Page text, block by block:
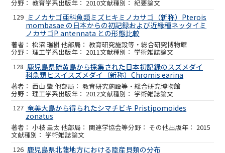
教育学系 2010
紀要論文
129 ミノカサゴ亜科魚類ミズヒキミノカサゴ（新称）Pterois
mombasae の日本からの初記録および近縁種ネッタイミ
ノカサゴP. antennata との形態比較
松沼 瑞樹 他 教育研究施設等・総合研究博物館
理工学系 2011
学術雑誌論文
128 鹿児島県硫黄島から採集された日本初記録のスズメダイ
科魚類ヒスイスズメダイ（新称）Chromis earina
西山 肇 他 教育研究施設等・総合研究博物館
理工学系 2012
学術雑誌論文
127 奄美大島から得られたシマチビキ Pristipomoides
zonatus
小枝 圭太 他 関連学協会等 その他 2015
学術雑誌論文
126 鹿児島県北薩地方における陸産貝類の分布